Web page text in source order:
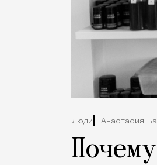
Люди Анастасия